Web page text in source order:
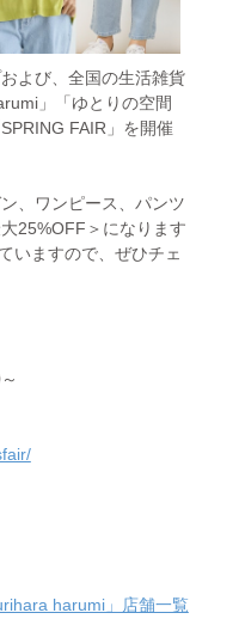
よび、全国の生活雑貨
」「ゆとりの空間
FAIR」を開催
、ワンピース、パンツ
25%OFF＞になります
いますので、ぜひチェ
harumi」店舗一覧